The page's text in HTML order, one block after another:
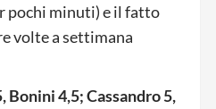
pochi minuti) e il fatto
volte a settimana
Bonini 4,5; Cassandro 5,